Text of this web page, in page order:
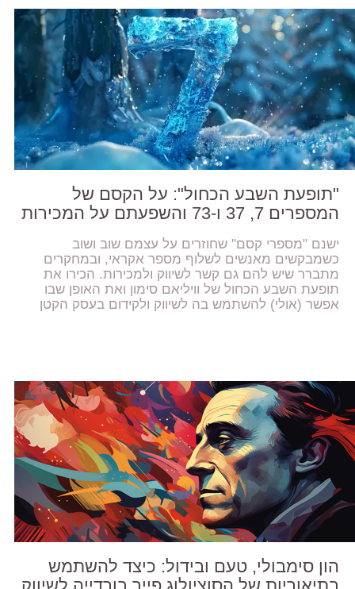
"תופעת השבע הכחול": על הקסם של
המספרים 7, 37 ו-73 והשפעתם על המכירות
ישנם "מספרי קסם" שחוזרים על עצמם שוב ושוב
כשמבקשים מאנשים לשלוף מספר אקראי, ובמחקרים
מתברר שיש להם גם קשר לשיווק ולמכירות. הכירו את
תופעת השבע הכחול של וויליאם סימון ואת האופן שבו
אפשר (אולי) להשתמש בה לשיווק ולקידום בעסק הקטן
הון סימבולי, טעם ובידול: כיצד להשתמש